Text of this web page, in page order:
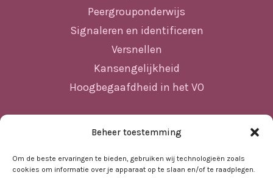
Beheer toestemming
Om de beste ervaringen te bieden, gebruiken wij technologieën zoals
cookies om informatie over je apparaat op te slaan en/of te raadplegen.
Peergrouponderwijs
Signaleren en identificeren
Versnellen
Kansengelijkheid
Hoogbegaafdheid in het VO
Home